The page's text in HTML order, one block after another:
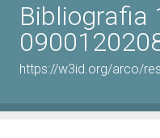
Bibliografia
https://w3id.org/arco/